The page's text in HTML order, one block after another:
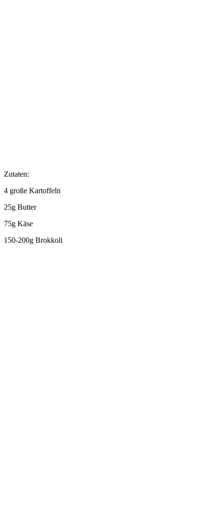
Zutaten:
4 große Kartoffeln
25g Butter
75g Käse
150-200g Brokkoli